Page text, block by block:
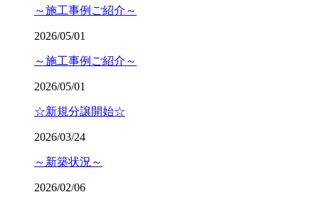
～施工事例ご紹介～
2026/05/01
～施工事例ご紹介～
2026/05/01
☆新規分譲開始☆
2026/03/24
～新築状況～
2026/02/06